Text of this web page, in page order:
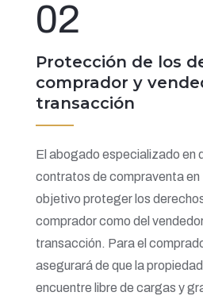
02
Protección de los
comprador y
transacción
El abogado especializado en
contratos de compraventa en
objetivo proteger los
comprador como del
transacción. Para el
asegurará de que la
encuentre libre de cargas y